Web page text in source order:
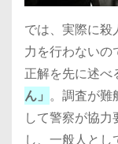
では、実際に殺
力を行わないの
正解を先に述べ
ん」 。調査が難
して警察が協
し、一般人とし